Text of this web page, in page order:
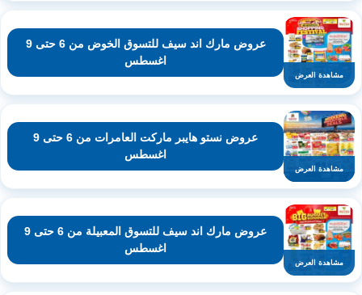
مشاهدة العرض
عروض مارك اند سيف للتسوق الخوض من 6 حتى 9
اغسطس
مشاهدة العرض
عروض نستو هايبر ماركت العامرات من 6 حتى 9
اغسطس
مشاهدة العرض
عروض مارك اند سيف للتسوق المعبيلة من 6 حتى 9
اغسطس